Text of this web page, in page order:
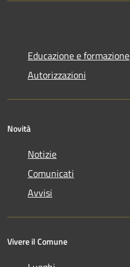
Educazione e formazione
Autorizzazioni
Novità
Notizie
Comunicati
Avvisi
Vivere il Comune